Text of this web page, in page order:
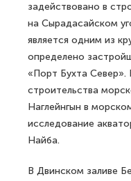
задействовано в
на Сырадасайском
является одним из
определено
«Порт Бухта Север».
строительства
Наглейнгын в
исследование
Найба.
В Двинском заливе